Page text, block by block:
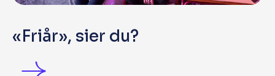
«Friår», sier du?